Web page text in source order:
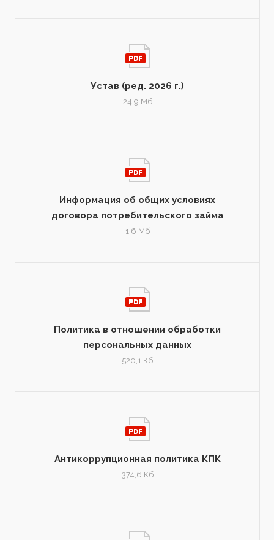
Устав (ред. 2026 г.)
24,9 Мб
Информация об общих условиях
договора потребительского займа
1,6 Мб
Политика в отношении обработки
персональных данных
520,1 Кб
Антикоррупционная политика КПК
374,6 Кб